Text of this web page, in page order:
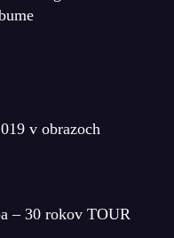
v obrazoch
– 30 rokov TOUR